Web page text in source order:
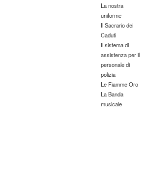
La nostra
uniforme
Il Sacrario dei
Caduti
Il sistema di
assistenza per il
personale di
polizia
Le Fiamme Oro
La Banda
musicale